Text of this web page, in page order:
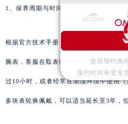
1、保养周期与时间建议
根据官方技术手册，腕表保养时间建议
腕表，客服在取表时明确告诉我下次保
过10小时，或者经常在潮湿环境中使用
多块表轮换佩戴，可以适当延长至3年，
提前预约免
预约时间有变无